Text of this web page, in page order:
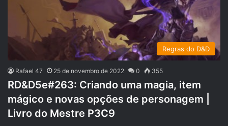
Regras do D&D
Rafael 47 25 de novembro de 2022 0 355
RD&D5e#263: Criando uma magia, item
mágico e novas opções de personagem |
Livro do Mestre P3C9